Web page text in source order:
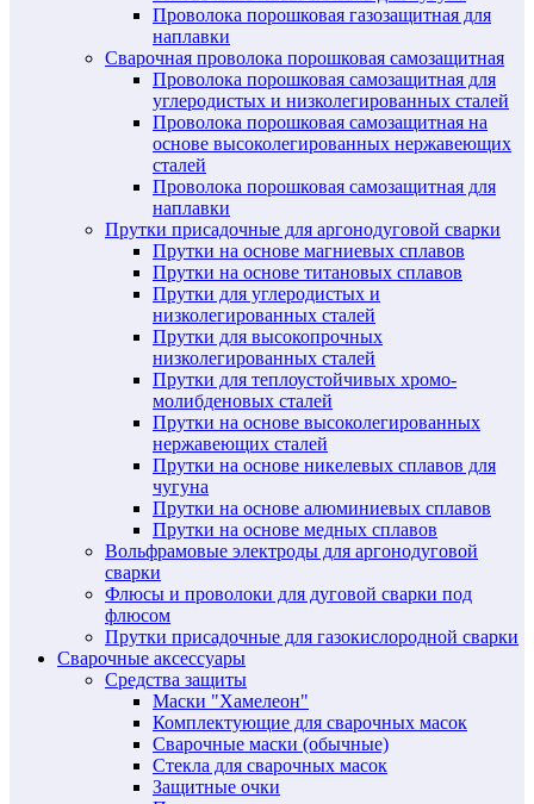
Проволока порошковая газозащитная для
наплавки
Сварочная проволока порошковая самозащитная
Проволока порошковая самозащитная для
углеродистых и низколегированных сталей
Проволока порошковая самозащитная на
основе высоколегированных нержавеющих
сталей
Проволока порошковая самозащитная для
наплавки
Прутки присадочные для аргонодуговой сварки
Прутки на основе магниевых сплавов
Прутки на основе титановых сплавов
Прутки для углеродистых и
низколегированных сталей
Прутки для высокопрочных
низколегированных сталей
Прутки для теплоустойчивых хромо-
молибденовых сталей
Прутки на основе высоколегированных
нержавеющих сталей
Прутки на основе никелевых сплавов для
чугуна
Прутки на основе алюминиевых сплавов
Прутки на основе медных сплавов
Вольфрамовые электроды для аргонодуговой
сварки
Флюсы и проволоки для дуговой сварки под
флюсом
Прутки присадочные для газокислородной сварки
Сварочные аксессуары
Средства защиты
Маски "Хамелеон"
Комплектующие для сварочных масок
Сварочные маски (обычные)
Стекла для сварочных масок
Защитные очки